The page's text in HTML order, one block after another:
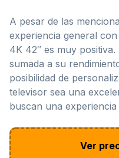
A pesar de las
experiencia general
4K 42″ es muy
sumada a su
posibilidad de
televisor sea una
buscan una
Ver